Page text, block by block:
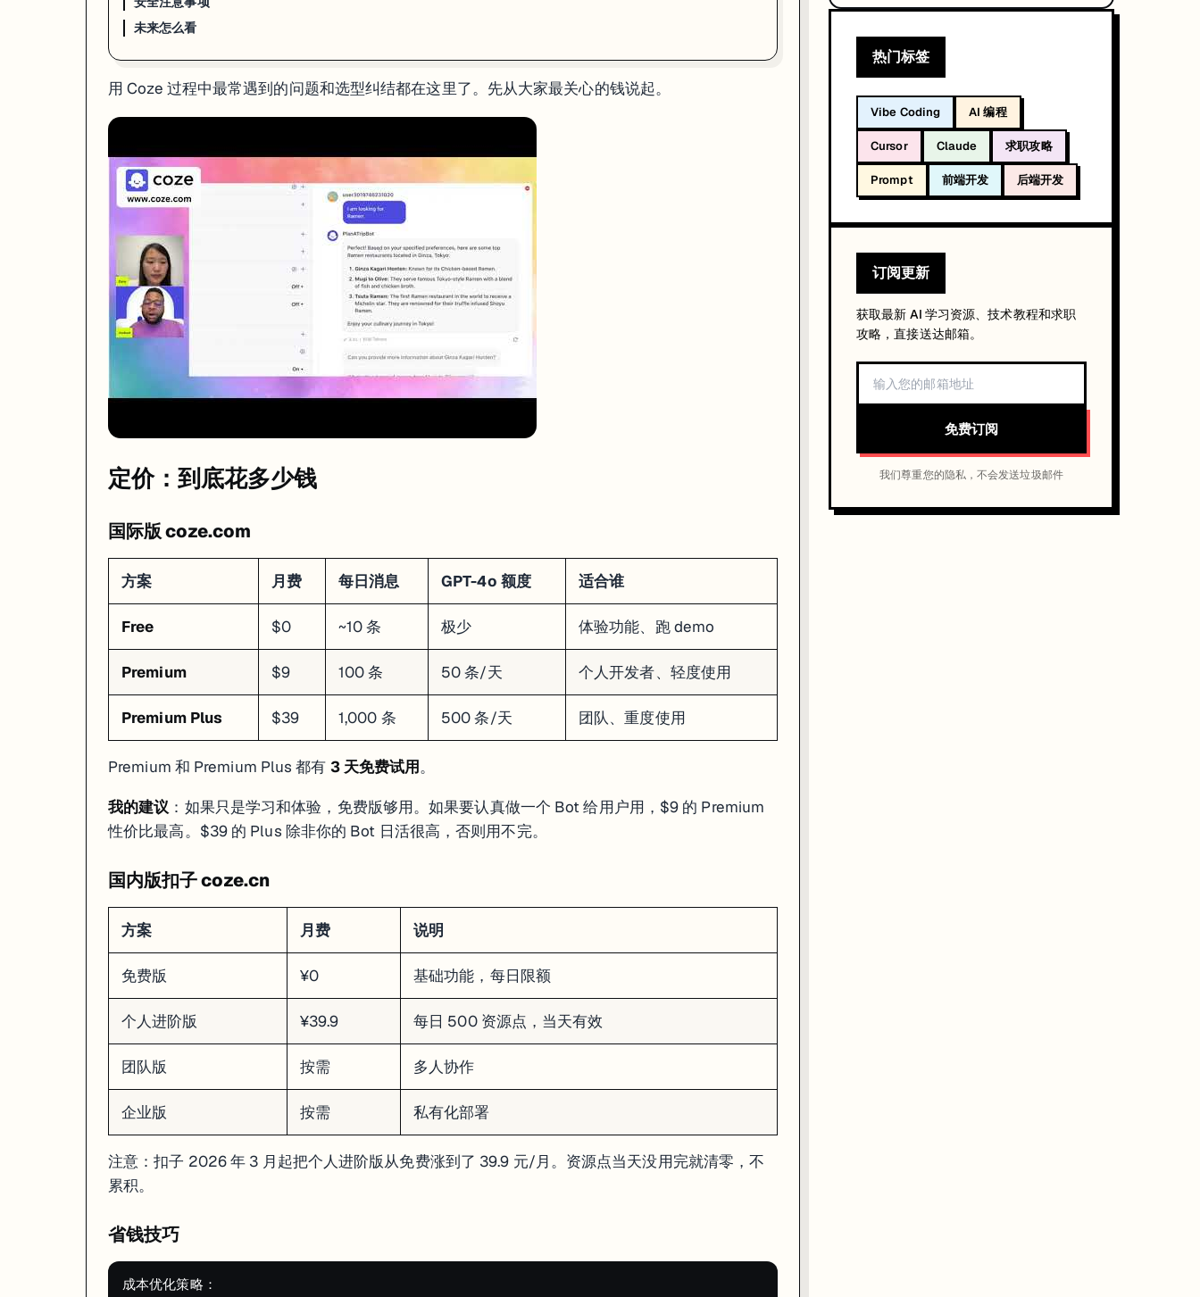
私有化部署
注意：扣子 2026 年 3 月起把个人进阶版从免费涨到了 39.9 元/月。资源点当天没用完就清零，不累积。
├── 工作流里多用 Code 节点替代 LLM 节点（Code 不消耗 AI credits）
├── 知识库检索 + 短 Prompt > 长 Prompt 硬塞上下文
└── 需要完全免费？→ Coze Studio 自部署 + 接 Ollama 本地模型
免费额度突然用完
Coze 的免费额度比 2024 年刚上线时缩水了很多。以前 GPT-4 随便用，现在免费版每天就 10 来条。如果你的 Bot 要对外服务，必须上付费计划。
九成是权限问题。有些插件（比如 Google Search）需要你自己配 API key。在 Plugin 设置页检查：
域名白名单有没有加
插件版本是不是最新的
top_k: 5                    # 返回 5 个最相关的片段
如果还不准，检查你的文档分片方式。FAQ 类文档建议按条目切分，长文档建议按标题切分。
Code 节点或条件分支配置不当容易死循环。Coze 有超时保护（默认 10 分钟），但会浪费 credits。排查方法：点工作流右上角 "Test Run"，开启 "Display result of each node" 逐步检查。
选型对比：Coze vs Dify vs GPTs
Coze Dify
OpenAI GPTs
完整可视化 完整可视化
API / iframe
仅 ChatGPT
社区 + MCP
需自己实现
有限
不支持
：5 分钟从零到上线
聊天平台 （Discord/Telegram/WhatsApp）
团队里有非技术人员，需要零代码搭建
数据不能出服务器：Dify Docker 部署，数据 100% 在你手里
或 Ollama 本地模型
企业级 AI 应用
想要更灵活的 API 集成
已经在用 ChatGPT
功能简单，不需要工作流
未来怎么看
用 Coze 过程中最常遇到的问题和选型纠结都在这里了。先从大家最关心的钱说起。
定价：到底花多少钱
国际版 coze.com
方案 月费 每日消息 GPT-4o 额度 适合谁
Free $0 ~10 条 极少 体验功能、跑 demo
Premium $9 100 条 50 条/天 个人开发者、轻度使用
Premium Plus $39 1,000 条 500 条/天 团队、重度使用
Premium 和 Premium Plus 都有 3 天免费试用。
我的建议 ：如果只是学习和体验，免费版够用。如果要认真做一个 Bot 给用户用，$9 的 Premium
性价比最高。$39 的 Plus 除非你的 Bot 日活很高，否则用不完。
国内版扣子 coze.cn
方案 月费 说明
免费版 ¥0 基础功能，每日限额
个人进阶版 ¥39.9 每日 500 资源点，当天有效
团队版 按需 多人协作
企业版 按需 私有化部署
注意：扣子 2026 年 3 月起把个人进阶版从免费涨到了 39.9 元/月。资源点当天没用完就清零，不
累积。
省钱技巧
成本优化策略：
热门标签
Vibe Coding AI 编程
Cursor Claude 求职攻略
Prompt 前端开发 后端开发
订阅更新
获取最新 AI 学习资源、技术教程和求职
攻略，直接送达邮箱。
免费订阅
我们尊重您的隐私，不会发送垃圾邮件